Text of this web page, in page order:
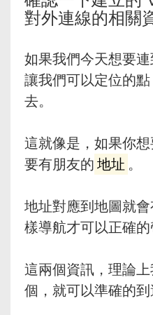
對外連線的相關
如果我們今天想要
讓我們可以定位的
去。
這就像是，如果你
要有朋友的 地址 。
地址對應到地圖就
樣導航才可以正確的
這兩個資訊，理論
個，就可以準確的到